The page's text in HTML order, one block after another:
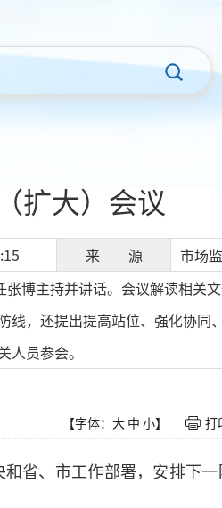
扩大）会议
来 源 市场
博主持并讲话。会议解读相关
，还提出提高站位、强化协同、
员参会。
【字体： 大 中 小】 打
省、市工作部署，安排下